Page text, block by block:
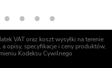
VAT oraz koszt wysyłki na terenie
opisy, specyfikacje i ceny produktów,
Kodeksu Cywilnego